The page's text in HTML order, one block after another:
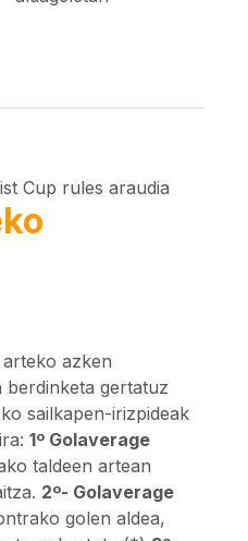
azken
berdinketa gertatuz
sailkapen-irizpideak
1º Golaverage
taldeen artean
2º- Golaverage
golen aldea,